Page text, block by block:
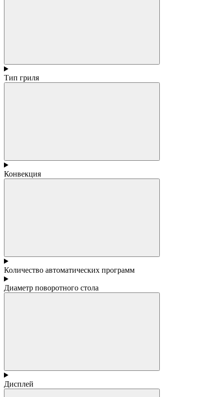
Тип гриля
Конвекция
Количество автоматических программ
Диаметр поворотного стола
Дисплей